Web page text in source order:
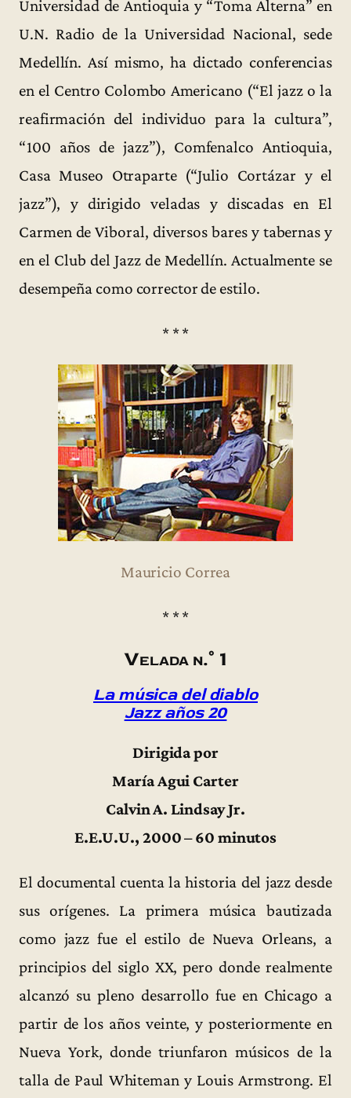
Universidad de Antioquia y “Toma Alterna” en
U.N. Radio de la Universidad Nacional, sede
Medellín. Así mismo, ha dictado conferencias
en el Centro Colombo Americano (“El jazz o la
reafirmación del individuo para la cultura”,
“100 años de jazz”), Comfenalco Antioquia,
Casa Museo Otraparte (“Julio Cortázar y el
jazz”), y dirigido veladas y discadas en El
Carmen de Viboral, diversos bares y tabernas y
en el Club del Jazz de Medellín. Actualmente se
desempeña como corrector de estilo.
* * *
Mauricio Correa
* * *
Velada n.° 1
La música del diablo
Jazz años 20
Dirigida por
María Agui Carter
Calvin A. Lindsay Jr.
E.E.U.U., 2000 – 60 minutos
El documental cuenta la historia del jazz desde
sus orígenes. La primera música bautizada
como jazz fue el estilo de Nueva Orleans, a
principios del siglo XX, pero donde realmente
alcanzó su pleno desarrollo fue en Chicago a
partir de los años veinte, y posteriormente en
Nueva York, donde triunfaron músicos de la
talla de Paul Whiteman y Louis Armstrong. El